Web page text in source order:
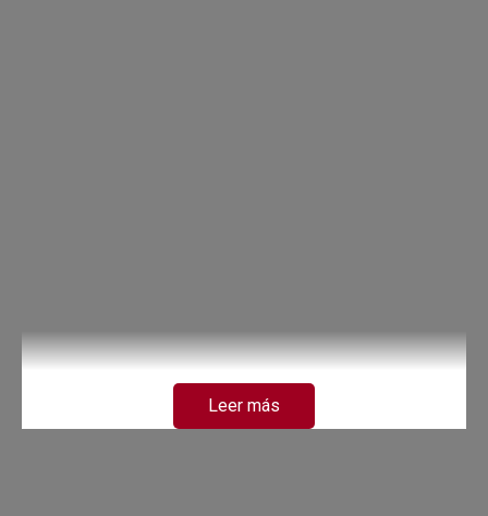
Leer más